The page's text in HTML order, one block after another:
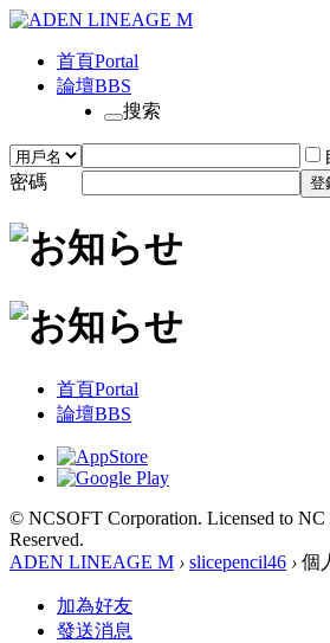
首頁Portal
論壇BBS
搜索
密碼
登
首頁Portal
論壇BBS
© NCSOFT Corporation. Licensed to
Reserved.
ADEN LINEAGE M › slicepencil46 › 個
加為好友
發送消息